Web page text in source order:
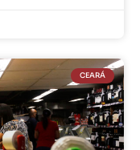
CEARÁ